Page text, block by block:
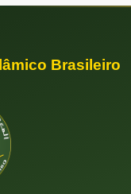
Brasileiro